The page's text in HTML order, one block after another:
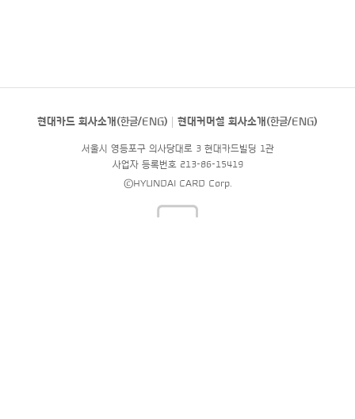
현대카드 회사소개(한글/ENG) 현대커머셜 회사소개(한글/ENG)
서울시 영등포구 의사당대로 3 현대카드빌딩 1관
사업자 등록번호 213-86-15419
©HYUNDAI CARD Corp.